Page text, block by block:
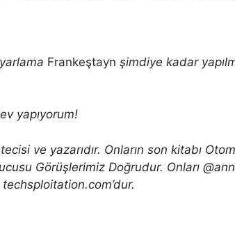
Frankeştayn şimdiye kadar
yapıyorum!
ve yazarıdır. Onların son kitabı
Görüşlerimiz Doğrudur. Onları